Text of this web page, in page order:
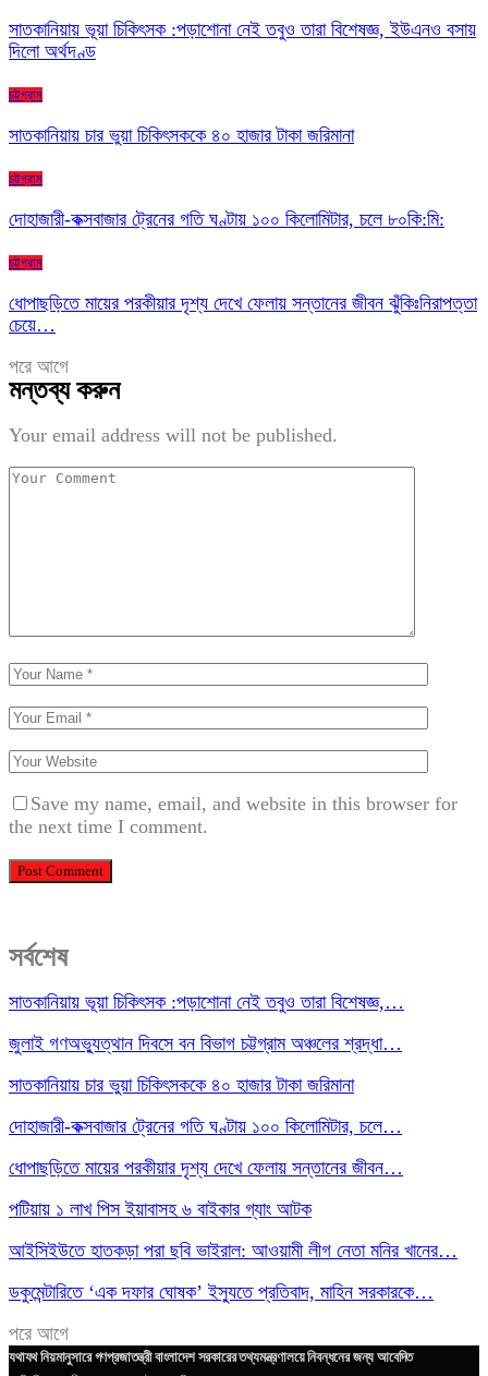
সাতকানিয়ায় ভূয়া চিকিৎসক :পড়াশোনা নেই তবুও তারা বিশেষজ্ঞ, ইউএনও বসায়
দিলো অর্থদণ্ড
চট্টগ্রাম
সাতকানিয়ায় চার ভুয়া চিকিৎসককে ৪০ হাজার টাকা জরিমানা
চট্টগ্রাম
দোহাজারী-কক্সবাজার ট্রেনের গতি ঘণ্টায় ১০০ কিলোমিটার, চলে ৮০কি:মি:
চট্টগ্রাম
ধোপাছড়িতে মায়ের পরকীয়ার দৃশ্য দেখে ফেলায় সন্তানের জীবন ঝুঁকিঃনিরাপত্তা
চেয়ে…
পরে আগে
মন্তব্য করুন
Your email address will not be published.
Save my name, email, and website in this browser for
the next time I comment.
সর্বশেষ
সাতকানিয়ায় ভূয়া চিকিৎসক :পড়াশোনা নেই তবুও তারা বিশেষজ্ঞ,…
জুলাই গণঅভ্যুত্থান দিবসে বন বিভাগ চট্টগ্রাম অঞ্চলের শ্রদ্ধা…
সাতকানিয়ায় চার ভুয়া চিকিৎসককে ৪০ হাজার টাকা জরিমানা
দোহাজারী-কক্সবাজার ট্রেনের গতি ঘণ্টায় ১০০ কিলোমিটার, চলে…
ধোপাছড়িতে মায়ের পরকীয়ার দৃশ্য দেখে ফেলায় সন্তানের জীবন…
পটিয়ায় ১ লাখ পিস ইয়াবাসহ ৬ বাইকার গ্যাং আটক
আইসিইউতে হাতকড়া পরা ছবি ভাইরাল: আওয়ামী লীগ নেতা মনির খানের…
ডকুমেন্টারিতে ‘এক দফার ঘোষক’ ইস্যুতে প্রতিবাদ, মাহিন সরকারকে…
পরে আগে
যথাযথ নিয়মানুসারে গণপ্রজাতন্ত্রী বাংলাদেশ সরকারের তথ্যমন্ত্রণালয়ে নিবন্ধনের জন্য আবেদিত